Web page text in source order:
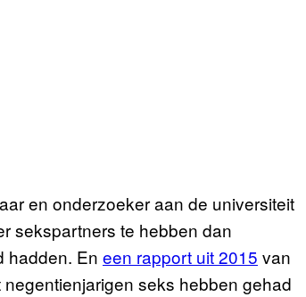
en onderzoeker aan de universiteit
sekspartners te hebben dan
hadden. En een rapport uit 2015 van
seks hebben gehad